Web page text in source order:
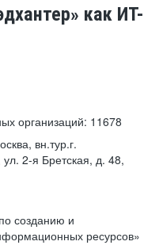
как ИТ-
организаций: 11678
вн.тур.г.
2-я Бретская, д. 48,
созданию и
ресурсов»